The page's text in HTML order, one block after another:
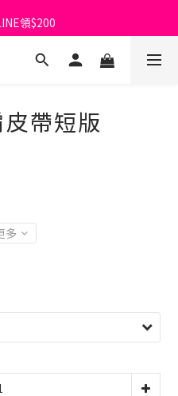
費🚚
領$200
買一送一
帶短版
多